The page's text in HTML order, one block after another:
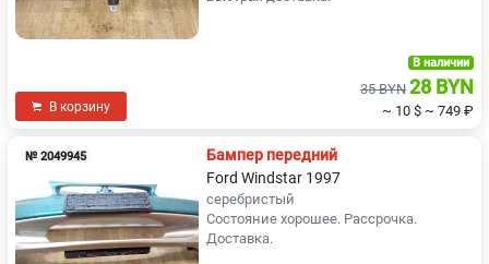
В корзину
В наличии
35 BYN 28 BYN
~ 10 $ ~ 749 ₽
№ 2049945
Бампер передний
Ford Windstar 1997
серебристый
Состояние хорошее. Рассрочка.
Доставка.